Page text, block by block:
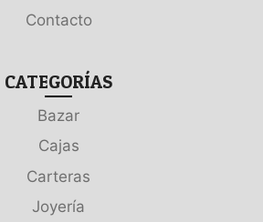
Contacto
CATEGORÍAS
Bazar
Cajas
Carteras
Joyería